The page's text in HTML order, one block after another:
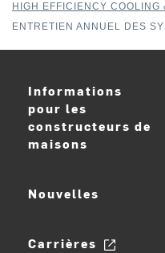
HIGH EFFICIENCY COOLING
ENTRETIEN ANNUEL DES
Informations
pour les
constructeurs de
maisons
Nouvelles
Carrières